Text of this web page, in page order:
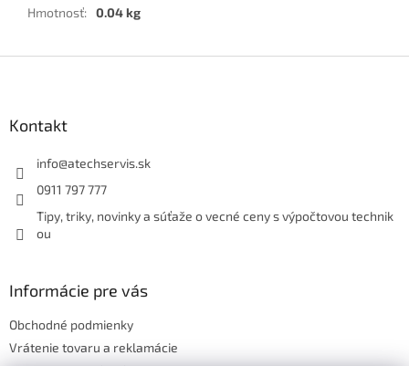
Hmotnosť: 0.04 kg
Kontakt
info@atechservis.sk
0911 797 777
Tipy, triky, novinky a súťaže o vecné ceny s výpočtovou technik
ou
Informácie pre vás
Obchodné podmienky
Vrátenie tovaru a reklamácie